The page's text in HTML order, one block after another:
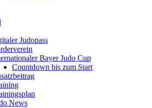
Judopass
Bayer Judo Cup
Countdown bis zum Start
News